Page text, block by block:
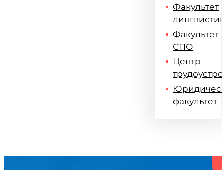
Факультет
Факультет
СПО
Центр
факультет